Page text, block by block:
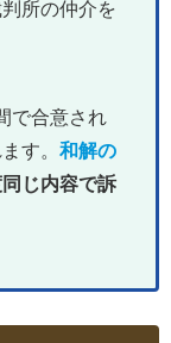
所の仲介を
で合意され
す。和解の
じ内容で訴